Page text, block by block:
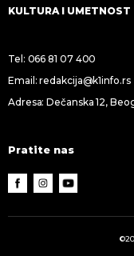
KULTURA I UMETNOST
Tel: 066 81 07 400
Email:redakcija@k1info.rs
Adresa: Dečanska 12,
Pratite nas